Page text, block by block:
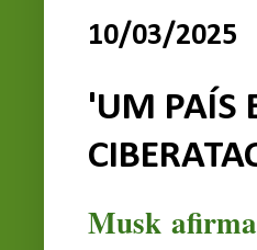
10/03/2025
'UM PAÍS
Musk